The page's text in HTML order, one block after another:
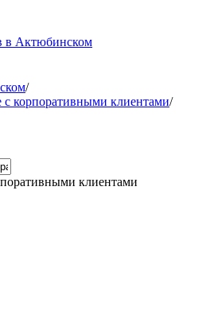
в Актюбинском
/
с корпоративными клиентами/
клиентами